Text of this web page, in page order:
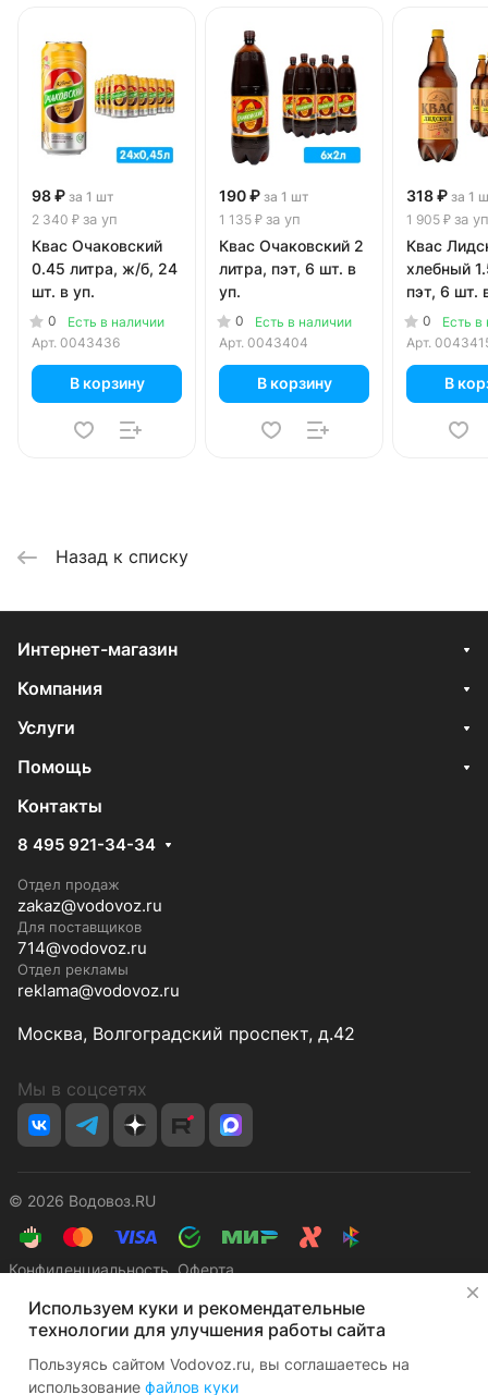
98 ₽ за 1 шт
2 340 ₽ за уп
Квас Очаковский
0.45 литра, ж/б, 24
шт. в уп.
0
Есть в наличии
Арт. 0043436
В корзину
190 ₽ за 1 шт
1 135 ₽ за уп
Квас Очаковский 2
литра, пэт, 6 шт. в
уп.
0
Есть в наличии
Арт. 0043404
В корзину
318 ₽ за 1
1 905 ₽ за уп
Квас
хлебный
пэт, 6 шт.
0
Есть в
Арт.
В
Назад к списку
Интернет-магазин
Компания
Услуги
Помощь
Контакты
8 495 921-34-34
Отдел продаж
zakaz@vodovoz.ru
Для поставщиков
714@vodovoz.ru
Отдел рекламы
reklama@vodovoz.ru
Москва, Волгоградский проспект, д.42
Мы в соцсетях
© 2026 Водовоз.RU
КонфиденциальностьОферта
Используем куки и рекомендательные
технологии для улучшения работы сайта
Пользуясь сайтом Vodovoz.ru, вы соглашаетесь на
использование файлов куки